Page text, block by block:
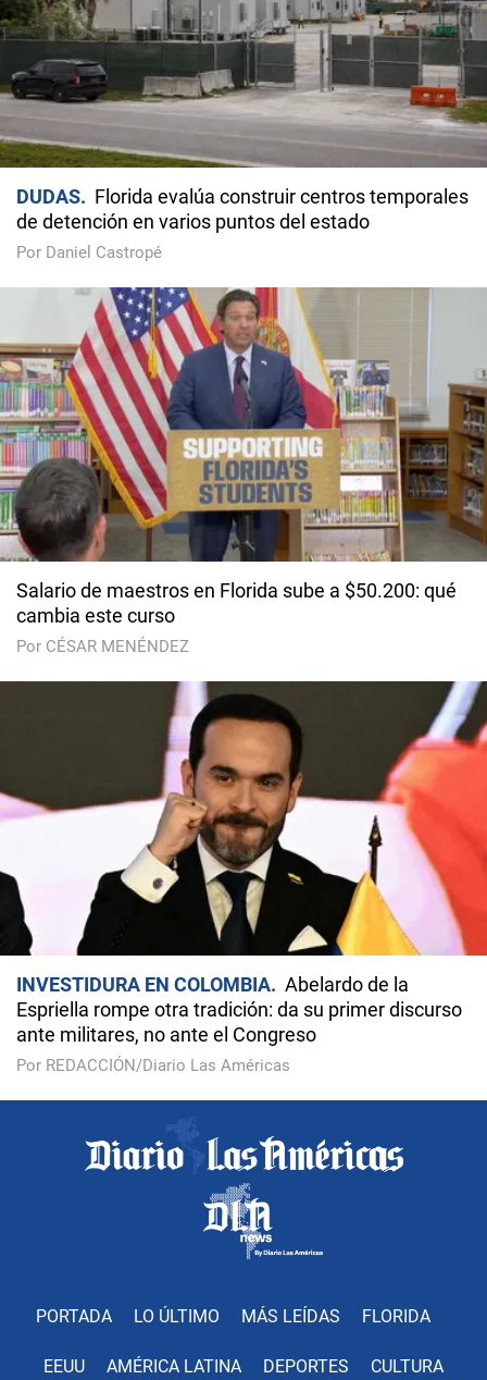
DUDAS
Florida evalúa construir centros temporales
de detención en varios puntos del estado
Por Daniel Castropé
Salario de maestros en Florida sube a $50.200: qué
cambia este curso
Por CÉSAR MENÉNDEZ
INVESTIDURA EN COLOMBIA
Abelardo de la
Espriella rompe otra tradición: da su primer discurso
ante militares, no ante el Congreso
Por REDACCIÓN/Diario Las Américas
PORTADA LO ÚLTIMO MÁS LEÍDAS FLORIDA
EEUU AMÉRICA LATINA DEPORTES CULTURA